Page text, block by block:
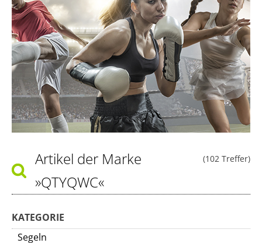
(102 Treffer)
Artikel der Marke
»QTYQWC«
KATEGORIE
Segeln